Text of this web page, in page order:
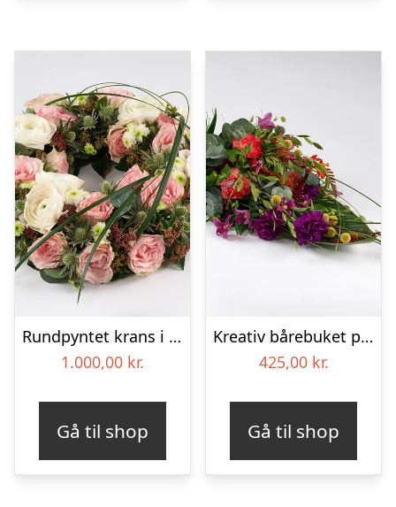
Rundpyntet krans i lyse farver – Blomster til begravelse
1.000,00 kr.
Gå til shop
Kreativ bårebuket på stort blad – Blomster til begravelse
425,00 kr.
Gå til shop